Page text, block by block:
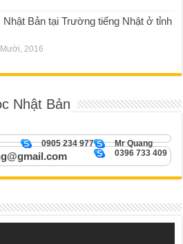
Bản tại Trường tiếng Nhật ở tỉnh
2016
Nhật Bản
Mr Quang
0905 234 977
0396 733 409